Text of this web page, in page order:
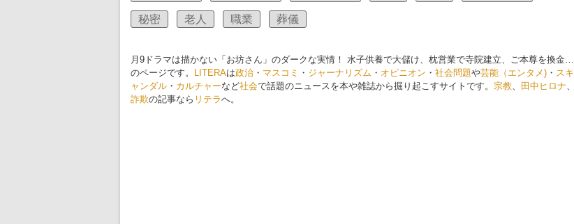
秘密 老人 職業 葬儀
月9ドラマは描かない「お坊さん」のダークな実情！ 水子供養で大儲け、枕営業で寺院建立、ご本尊を換金…
のページです。
LITERAは政治 ・ マスコミ ・ ジャーナリズム ・ オピニオン ・ 社会問題や芸能（エンタメ) ・ スキ
ャンダル ・ カルチャーなど社会で話題のニュースを本や雑誌から掘り起こすサイトです。 宗教、 田中ヒロナ、
詐欺の記事なら リテラへ。